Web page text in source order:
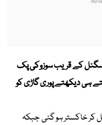
کے قریب سوزوکی پک
ہی دیکھتے پوری گاڑی کو
خاکستر ہو گئی جبکہ